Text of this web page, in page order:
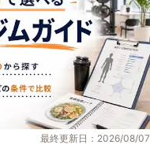
最終更新日：2026/08/07